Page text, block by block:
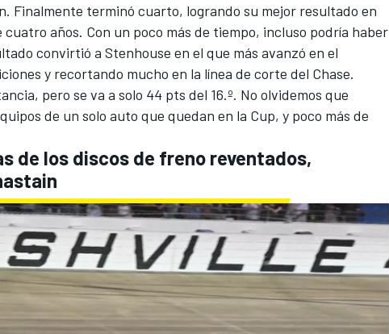
Finalmente terminó cuarto, logrando su mejor resultado en
años. Con un poco más de tiempo, incluso podría haber
convirtió a Stenhouse en el que más avanzó en el
y recortando mucho en la línea de corte del Chase.
pero se va a solo 44 pts del 16.º. No olvidemos que
de un solo auto que quedan en la Cup, y poco más de
de los discos de freno reventados,